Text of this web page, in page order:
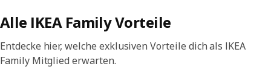
Alle IKEA Family Vorteile
Entdecke hier, welche exklusiven Vorteile dich als IKEA
Family Mitglied erwarten.